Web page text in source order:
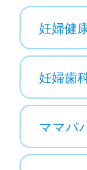
妊婦健
妊婦歯
ママパ